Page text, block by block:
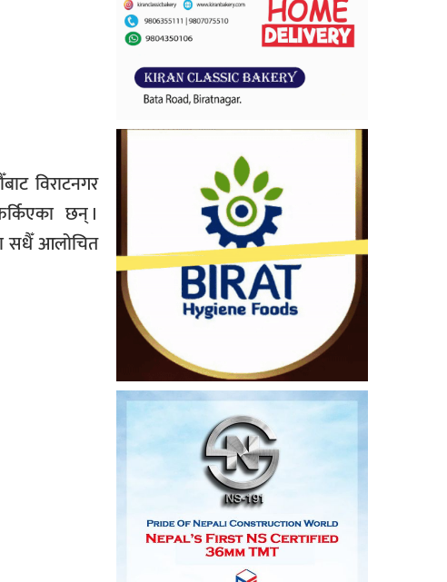
विराटनगर
छन् ।
सधैँ आलोचित